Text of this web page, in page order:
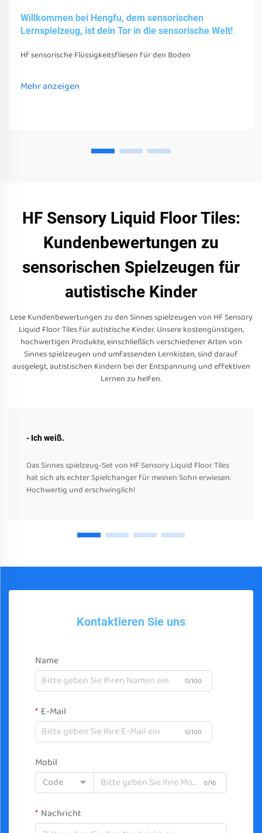
Willkommen bei Hengfu, dem sensorischen
Lernspielzeug, ist dein Tor in die sensorische Welt!
Hf sensorische Flüssigkeitsfliesen für den Boden
Mehr anzeigen
HF Sensory Liquid Floor Tiles:
Kundenbewertungen zu
sensorischen Spielzeugen für
autistische Kinder
Lese Kundenbewertungen zu den Sinnes spielzeugen von HF Sensory
Liquid Floor Tiles für autistische Kinder. Unsere kostengünstigen,
hochwertigen Produkte, einschließlich verschiedener Arten von
Sinnes spielzeugen und umfassenden Lernkisten, sind darauf
ausgelegt, autistischen Kindern bei der Entspannung und effektiven
Lernen zu helfen.
- Ich weiß.
Das Sinnes spielzeug-Set von HF Sensory Liquid Floor Tiles
hat sich als echter Spielchanger für meinen Sohn erwiesen.
Hochwertig und erschwinglich!
Kontaktieren Sie uns
Name
0/100
E-Mail
0/100
Mobil
Code
0/16
Nachricht